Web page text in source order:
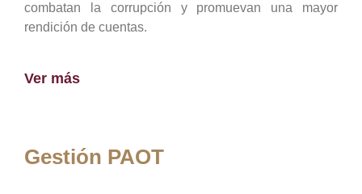
combatan la corrupción y promuevan una mayor
rendición de cuentas.
Ver más
Gestión PAOT